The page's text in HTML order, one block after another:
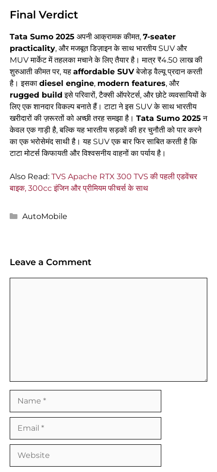
Final Verdict
Tata Sumo 2025 अपनी आक्रामक कीमत, 7-seater
practicality, और मजबूत डिज़ाइन के साथ भारतीय SUV और
MUV मार्केट में तहलका मचाने के लिए तैयार है। मात्र ₹4.50 लाख की
शुरुआती कीमत पर, यह affordable SUVबेजोड़ वैल्यू प्रदान करती
है। इसका diesel engine, modern features, और
rugged build इसे परिवारों, टैक्सी ऑपरेटर्स, और छोटे व्यवसायियों के
लिए एक शानदार विकल्प बनाते हैं। टाटा ने इस SUV के साथ भारतीय
खरीदारों की ज़रूरतों को अच्छी तरह समझा है। Tata Sumo 2025 न
केवल एक गाड़ी है, बल्कि यह भारतीय सड़कों की हर चुनौती को पार करने
का एक भरोसेमंद साथी है। यह SUV एक बार फिर साबित करती है कि
टाटा मोटर्स किफायती और विश्वसनीय वाहनों का पर्याय है।
Also Read: TVS Apache RTX 300 TVS की पहली एडवेंचर
बाइक, 300cc इंजिन और प्रीमियम फीचर्स के साथ
Categories
AutoMobile
Leave a Comment